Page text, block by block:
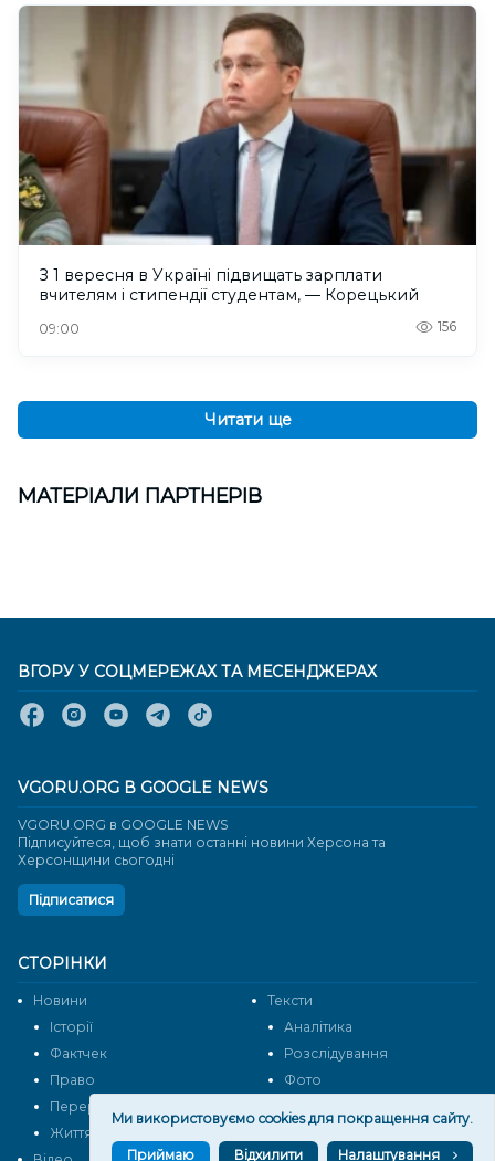
З 1 вересня в Україні підвищать зарплати
вчителям і стипендії студентам, — Корецький
09:00 156
Читати ще
МАТЕРІАЛИ ПАРТНЕРІВ
СТОРІНКИ
Новини
Тексти
Історії
Аналітика
Фактчек
Розслідування
Право
Фото
Перерва на каву
Життя
ВГОРУ У СОЦМЕРЕЖАХ ТА МЕСЕНДЖЕРАХ
VGORU.ORG В GOOGLE NEWS
VGORU.ORG в GOOGLE NEWS
Підписуйтеся, щоб знати останні новини Херсона та
Херсонщини сьогодні
Підписатися
Ми використовуємо cookies для покращення сайту.
Приймаю Відхилити Налаштування